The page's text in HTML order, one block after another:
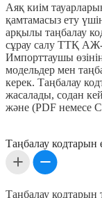
Аяқ киім
қамтамасыз ету
арқылы таңбалау
сұрау салу ТТҚ АЖ-
Импорттаушы
модельдер мен
керек. Таңбалау
жасалады, содан
және (PDF немесе
Таңбалау кодтарын
Таңбалау кодтарын